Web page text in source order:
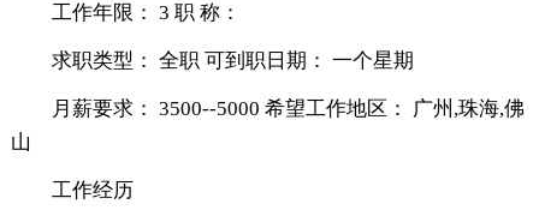
工作年限： 3 职 称：
求职类型： 全职 可到职日期： 一个星期
月薪要求： 3500--5000 希望工作地区： 广州,珠海,佛
山
工作经历